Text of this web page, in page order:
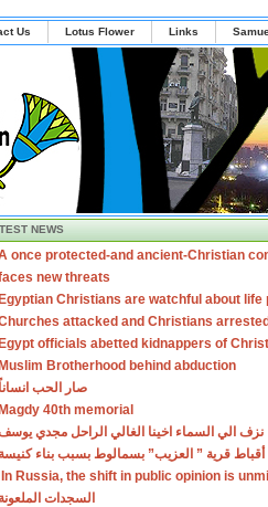
Us Lotus Flower Links
NEWS
once protected-and ancient-Christian
new threats
Egyptian Christians are watchful about life
attacked and Christians
Egypt officials abetted kidnappers of
Muslim Brotherhood behind abduction
صار الحب انساناً
Magdy 40th memorial
نزف الي السماء اخينا الغالي الراحل مجدي
أقباط قرية ” العزيب” بسمالوط بسبب بناء كنيسة
In Russia, the shift in public opinion is
السجدات الملعونة